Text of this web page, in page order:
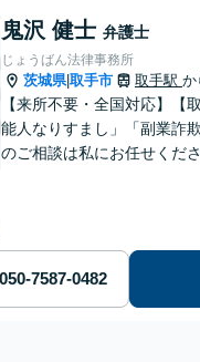
鬼沢 健士 弁護士
じょうばん法律事務所
茨城県|取手市 取手駅 か
【来所不要・全国対応】【
能人なりすまし」「副業詐
のご相談は私にお任せくだ